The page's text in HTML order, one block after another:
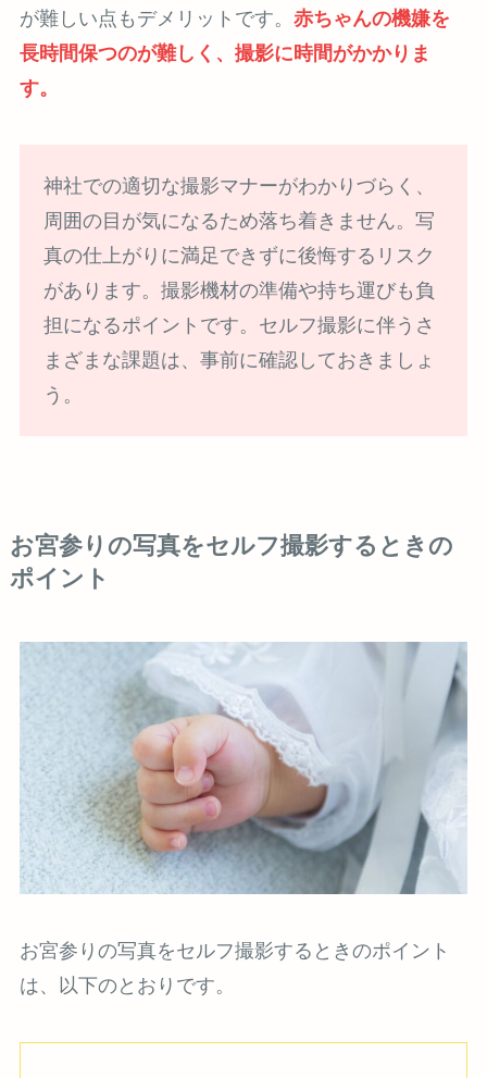
が難しい点もデメリットです。 赤ちゃんの機嫌を
長時間保つのが難しく、撮影に時間がかかりま
す。
神社での適切な撮影マナーがわかりづらく、
周囲の目が気になるため落ち着きません。写
真の仕上がりに満足できずに後悔するリスク
があります。撮影機材の準備や持ち運びも負
担になるポイントです。セルフ撮影に伴うさ
まざまな課題は、事前に確認しておきましょ
う。
お宮参りの写真をセルフ撮影するときの
ポイント
お宮参りの写真をセルフ撮影するときのポイント
は、以下のとおりです。